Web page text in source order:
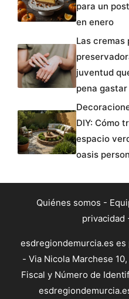
para un
en enero
Las cremas
juventud
pena gastar
DIY: Cómo
espacio
oasis
Quiénes somos -
privacidad
esdregiondemurcia.es es
- Via Nicola Marchese
Fiscal y Número de